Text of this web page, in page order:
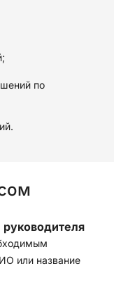
по
руководителя
или название